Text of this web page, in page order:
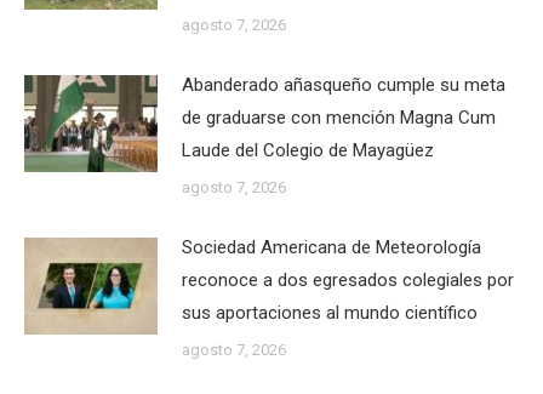
agosto 7, 2026
Abanderado añasqueño cumple su meta
de graduarse con mención Magna Cum
Laude del Colegio de Mayagüez
agosto 7, 2026
Sociedad Americana de Meteorología
reconoce a dos egresados colegiales por
sus aportaciones al mundo científico
agosto 7, 2026